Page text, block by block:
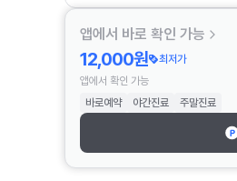
앱에서 바로 확인 가능
12,000원
최저가
앱에서 확인 가능
바로예약
야간진료 주말진료